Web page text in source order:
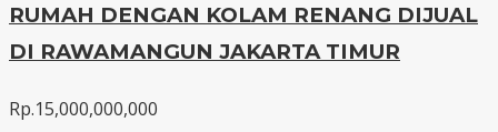
RUMAH DENGAN KOLAM RENANG DIJUAL
DI RAWAMANGUN JAKARTA TIMUR
Rp.15,000,000,000